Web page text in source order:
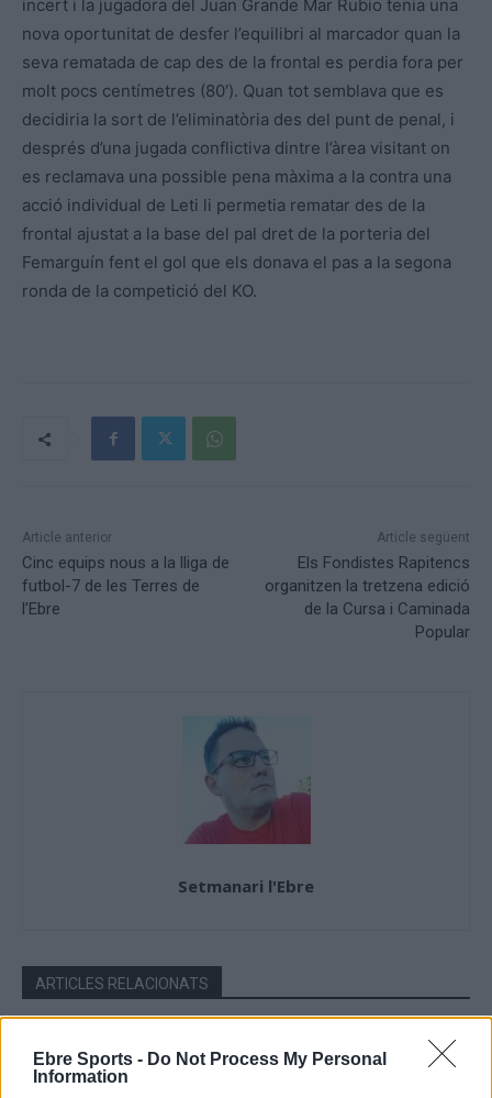
Ebre Sports - Do Not Process My Personal
Information
incert i la jugadora del Juan Grande Mar Rubio tenia una
nova oportunitat de desfer l’equilibri al marcador quan la
seva rematada de cap des de la frontal es perdia fora per
molt pocs centímetres (80′). Quan tot semblava que es
decidiria la sort de l’eliminatòria des del punt de penal, i
després d’una jugada conflictiva dintre l’àrea visitant on
es reclamava una possible pena màxima a la contra una
acció individual de Leti li permetia rematar des de la
frontal ajustat a la base del pal dret de la porteria del
Femarguín fent el gol que els donava el pas a la segona
ronda de la competició del KO.
Article anterior
Cinc equips nous a la lliga de
futbol-7 de les Terres de
l’Ebre
Article següent
Els Fondistes Rapitencs
organitzen la tretzena edició
de la Cursa i Caminada
Popular
Setmanari l'Ebre
ARTICLES RELACIONATS
El femení de l’Aldeana tanca dos anys
sense perdre al municipal de la Unió